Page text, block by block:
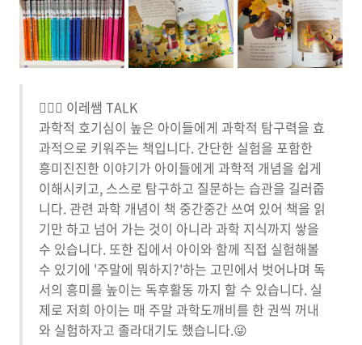
🙋🏻‍♀️ 이레쌤 TALK
과학적 호기심이 높은 아이들에게 과학적 탐구력을 효
과적으로 키워주는 책입니다. 간단한 실험을 포함한
흥미진진한 이야기가 아이들에게 과학적 개념을 쉽게
이해시키고, 스스로 탐구하고 질문하는 습관을 길러줍
니다. 관련 과학 개념이 책 중간중간 쓰여 있어 책을 읽
기만 하고 넘어 가는 것이 아니라 과학 지식까지 쌓을
수 있습니다. 또한 집에서 아이와 함께 직접 실험해볼
수 있기에 '주말에 뭐하지?'하는 고민에서 벗어나며 독
서의 흥미를 높이는 독후활동 까지 할 수 있습니다. 실
제로 저희 아이는 매 주말 과학도깨비를 한 권씩 꺼내
와 실험하자고 졸라대기도 했습니다.😜